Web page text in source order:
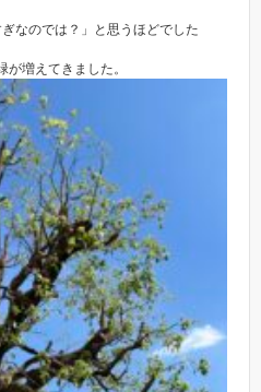
なのでは？」と思うほどでした
増えてきました。